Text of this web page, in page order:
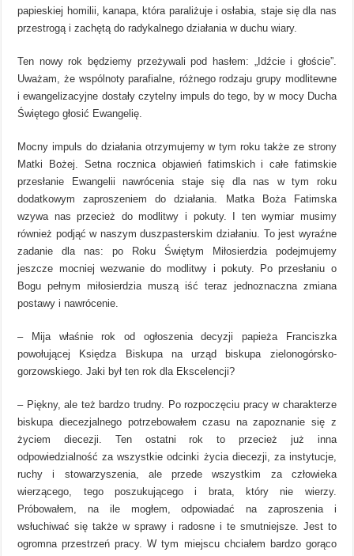
papieskiej homilii, kanapa, która paraliżuje i osłabia, staje się dla nas
przestrogą i zachętą do radykalnego działania w duchu wiary.
Ten nowy rok będziemy przeżywali pod hasłem: „Idźcie i głoście”.
Uważam, że wspólnoty parafialne, różnego rodzaju grupy modlitewne
i ewangelizacyjne dostały czytelny impuls do tego, by w mocy Ducha
Świętego głosić Ewangelię.
Mocny impuls do działania otrzymujemy w tym roku także ze strony
Matki Bożej. Setna rocznica objawień fatimskich i całe fatimskie
przesłanie Ewangelii nawrócenia staje się dla nas w tym roku
dodatkowym zaproszeniem do działania. Matka Boża Fatimska
wzywa nas przecież do modlitwy i pokuty. I ten wymiar musimy
również podjąć w naszym duszpasterskim działaniu. To jest wyraźne
zadanie dla nas: po Roku Świętym Miłosierdzia podejmujemy
jeszcze mocniej wezwanie do modlitwy i pokuty. Po przesłaniu o
Bogu pełnym miłosierdzia muszą iść teraz jednoznaczna zmiana
postawy i nawrócenie.
– Mija właśnie rok od ogłoszenia decyzji papieża Franciszka
powołującej Księdza Biskupa na urząd biskupa zielonogórsko-
gorzowskiego. Jaki był ten rok dla Ekscelencji?
– Piękny, ale też bardzo trudny. Po rozpoczęciu pracy w charakterze
biskupa diecezjalnego potrzebowałem czasu na zapoznanie się z
życiem diecezji. Ten ostatni rok to przecież już inna
odpowiedzialność za wszystkie odcinki życia diecezji, za instytucje,
ruchy i stowarzyszenia, ale przede wszystkim za człowieka
wierzącego, tego poszukującego i brata, który nie wierzy.
Próbowałem, na ile mogłem, odpowiadać na zaproszenia i
wsłuchiwać się także w sprawy i radosne i te smutniejsze. Jest to
ogromna przestrzeń pracy. W tym miejscu chciałem bardzo gorąco